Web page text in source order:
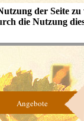
der Seite
die Nutzung
Angebote